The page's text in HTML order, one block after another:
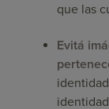
que las
Evitá